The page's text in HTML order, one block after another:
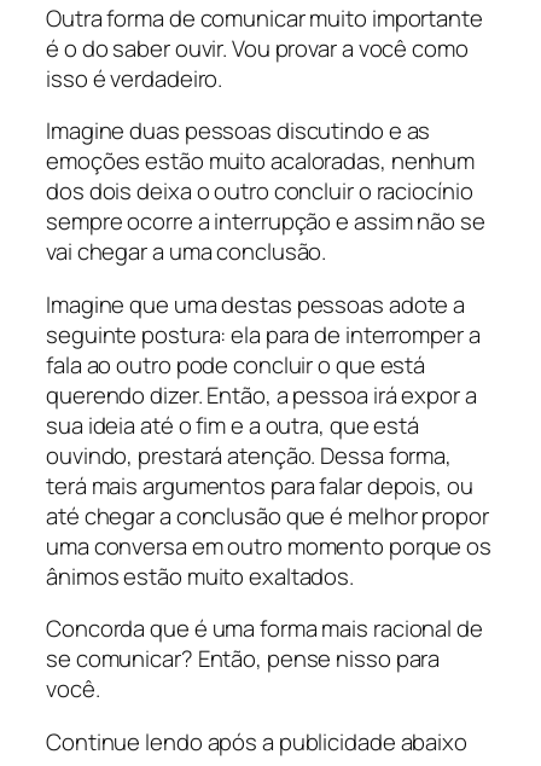
Outra forma de comunicar muito importante
é o do saber ouvir. Vou provar a você como
isso é verdadeiro.
Imagine duas pessoas discutindo e as
emoções estão muito acaloradas, nenhum
dos dois deixa o outro concluir o raciocínio
sempre ocorre a interrupção e assim não se
vai chegar a uma conclusão.
Imagine que uma destas pessoas adote a
seguinte postura: ela para de interromper a
fala ao outro pode concluir o que está
querendo dizer. Então, a pessoa irá expor a
sua ideia até o fim e a outra, que está
ouvindo, prestará atenção. Dessa forma,
terá mais argumentos para falar depois, ou
até chegar a conclusão que é melhor propor
uma conversa em outro momento porque os
ânimos estão muito exaltados.
Concorda que é uma forma mais racional de
se comunicar? Então, pense nisso para
você.
Continue lendo após a publicidade abaixo